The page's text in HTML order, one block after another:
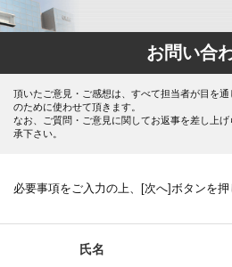
お問い合
頂いたご意見・ご感想は、すべて担当者が目を
のために使わせて頂きます。
なお、ご質問・ご意見に関してお返事を差し上
承下さい。
必要事項をご入力の上、[次へ]ボタンを押
氏名